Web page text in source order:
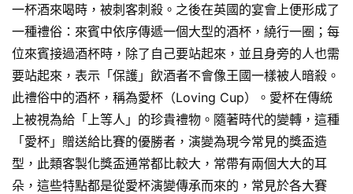
一杯酒來喝時，被刺客刺殺。之後在英國的宴會上便形成了
一種禮俗：來賓中依序傳遞一個大型的酒杯，繞行一圈；每
位來賓接過酒杯時，除了自己要站起來，並且身旁的人也需
要站起來，表示「保護」飲酒者不會像王國一樣被人暗殺。
此禮俗中的酒杯，稱為愛杯（Loving Cup）。愛杯在傳統
上被視為給「上等人」的珍貴禮物。隨著時代的變轉，這種
「愛杯」贈送給比賽的優勝者，演變為現今常見的獎盃造
型，此類客製化獎盃通常都比較大，常帶有兩個大大的耳
朵，這些特點都是從愛杯演變傳承而來的，常見於各大賽